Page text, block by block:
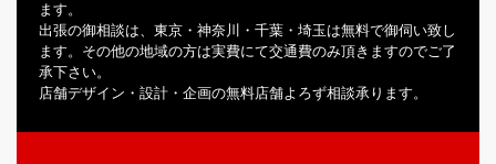
ます。
出張の御相談は、東京・神奈川・千葉・埼玉は無料で御伺い致し
ます。その他の地域の方は実費にて交通費のみ頂きますのでご了
承下さい。
店舗デザイン・設計・企画の無料店舗よろず相談承ります。